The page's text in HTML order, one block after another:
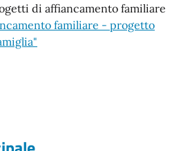
di affiancamento familiare
familiare - progetto